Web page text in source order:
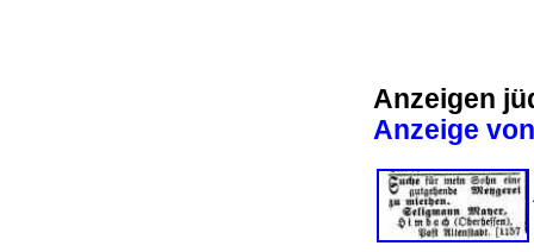
Anzeigen
Anzeige